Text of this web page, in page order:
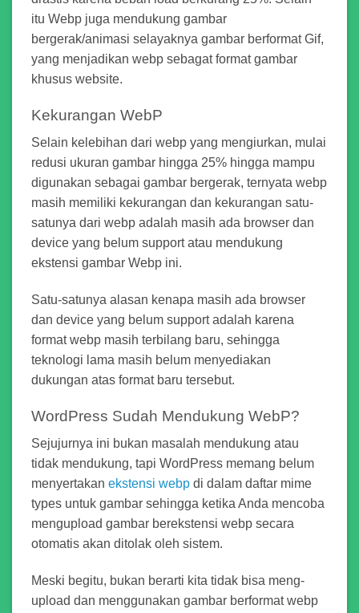
itu Webp juga mendukung gambar
bergerak/animasi selayaknya gambar berformat Gif,
yang menjadikan webp sebagat format gambar
khusus website.
Kekurangan WebP
Selain kelebihan dari webp yang mengiurkan, mulai
redusi ukuran gambar hingga 25% hingga mampu
digunakan sebagai gambar bergerak, ternyata webp
masih memiliki kekurangan dan kekurangan satu-
satunya dari webp adalah masih ada browser dan
device yang belum support atau mendukung
ekstensi gambar Webp ini.
Satu-satunya alasan kenapa masih ada browser
dan device yang belum support adalah karena
format webp masih terbilang baru, sehingga
teknologi lama masih belum menyediakan
dukungan atas format baru tersebut.
WordPress Sudah Mendukung WebP?
Sejujurnya ini bukan masalah mendukung atau
tidak mendukung, tapi WordPress memang belum
menyertakan ekstensi webp di dalam daftar mime
types untuk gambar sehingga ketika Anda mencoba
mengupload gambar berekstensi webp secara
otomatis akan ditolak oleh sistem.
Meski begitu, bukan berarti kita tidak bisa meng-
upload dan menggunakan gambar berformat webp